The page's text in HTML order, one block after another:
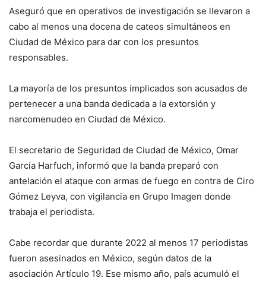
Aseguró que en operativos de investigación se llevaron a
cabo al menos una docena de cateos simultáneos en
Ciudad de México para dar con los presuntos
responsables.
La mayoría de los presuntos implicados son acusados de
pertenecer a una banda dedicada a la extorsión y
narcomenudeo en Ciudad de México.
El secretario de Seguridad de Ciudad de México, Omar
García Harfuch, informó que la banda preparó con
antelación el ataque con armas de fuego en contra de Ciro
Gómez Leyva, con vigilancia en Grupo Imagen donde
trabaja el periodista.
Cabe recordar que durante 2022 al menos 17 periodistas
fueron asesinados en México, según datos de la
asociación Artículo 19. Ese mismo año, país acumuló el